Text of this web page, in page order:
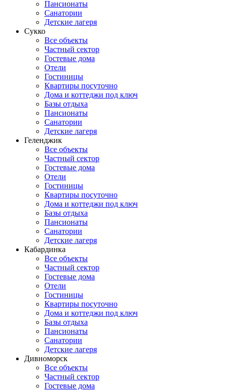
Пансионаты
Санатории
Детские лагеря
Сукко
Все объекты
Частный сектор
Гостевые дома
Отели
Гостиницы
Квартиры посуточно
Дома и коттеджи под ключ
Базы отдыха
Пансионаты
Санатории
Детские лагеря
Геленджик
Все объекты
Частный сектор
Гостевые дома
Отели
Гостиницы
Квартиры посуточно
Дома и коттеджи под ключ
Базы отдыха
Пансионаты
Санатории
Детские лагеря
Кабардинка
Все объекты
Частный сектор
Гостевые дома
Отели
Гостиницы
Квартиры посуточно
Дома и коттеджи под ключ
Базы отдыха
Пансионаты
Санатории
Детские лагеря
Дивноморск
Все объекты
Частный сектор
Гостевые дома